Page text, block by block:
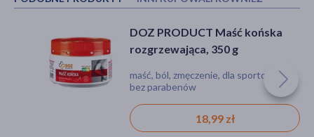
DOZ PRODUCT Maść końska
rozgrzewająca, 350 g
maść, ból, zmęczenie, dla sportowców,
bez parabenów
18,99 zł
Maść borowinowa, 60 g
borowina, maść, ból, stłuczenie,
reumatyzm
42,29 zł